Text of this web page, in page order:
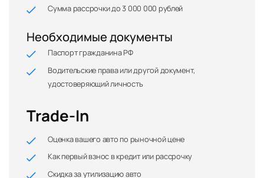
Сумма рассрочки до 3 000 000 рублей
Необходимые документы
Паспорт гражданина РФ
Водительские права или другой документ,
удостоверяющий личность
Trade-In
Оценка вашего авто по рыночной цене
Как первый взнос в кредит или рассрочку
Скидка за утилизацию авто